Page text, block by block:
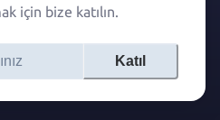
için bize katılın.
Katıl